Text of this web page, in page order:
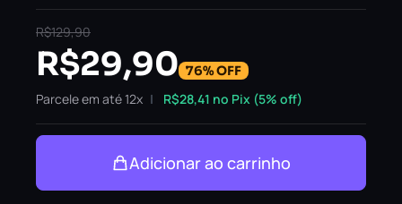
R$129,90
R$29,90 76% OFF
Parcele em até 12x R$28,41 no Pix (5% off)
Adicionar ao carrinho